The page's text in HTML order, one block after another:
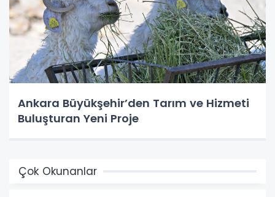
Ankara Büyükşehir’den Tarım ve Hizmeti
Buluşturan Yeni Proje
Çok Okunanlar